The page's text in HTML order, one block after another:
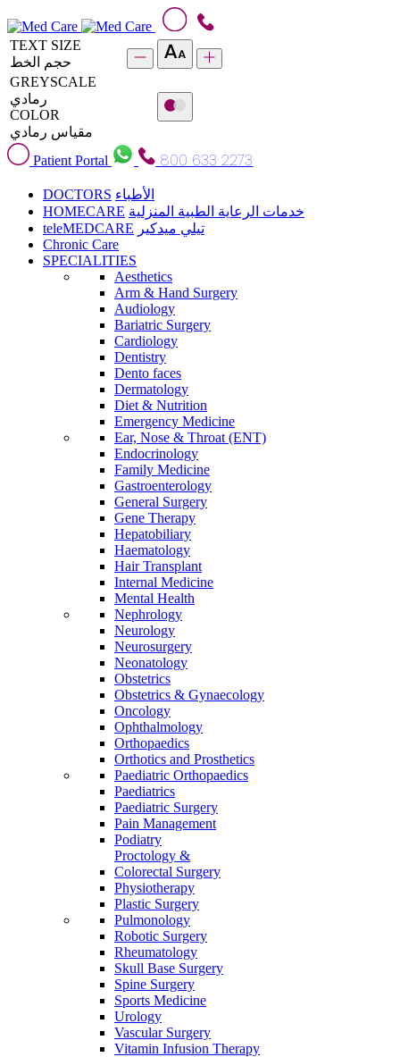
TEXT SIZE
حجم الخط
GREYSCALE
رمادي
COLOR
مقياس رمادي
Patient Portal
800 633 2273
DOCTORS الأطباء
HOMECARE خدمات الرعاية الطبية المنزلية
teleMEDCARE تيلي ميدكير
Chronic Care
SPECIALITIES
Aesthetics
Arm & Hand Surgery
Audiology
Bariatric Surgery
Cardiology
Dentistry
Dento faces
Dermatology
Diet & Nutrition
Emergency Medicine
Ear, Nose & Throat (ENT)
Endocrinology
Family Medicine
Gastroenterology
General Surgery
Gene Therapy
Hepatobiliary
Haematology
Hair Transplant
Internal Medicine
Mental Health
Nephrology
Neurology
Neurosurgery
Neonatology
Obstetrics
Obstetrics & Gynaecology
Oncology
Ophthalmology
Orthopaedics
Orthotics and Prosthetics
Paediatric Orthopaedics
Paediatrics
Paediatric Surgery
Pain Management
Podiatry
Proctology &
Colorectal Surgery
Physiotherapy
Plastic Surgery
Pulmonology
Robotic Surgery
Rheumatology
Skull Base Surgery
Spine Surgery
Sports Medicine
Urology
Vascular Surgery
Vitamin Infusion Therapy